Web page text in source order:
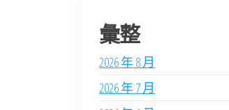
彙整
2026 年 8 月
2026 年 7 月